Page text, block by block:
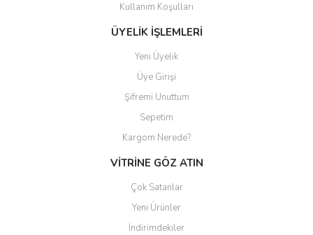
Kullanım Koşulları
ÜYELİK İŞLEMLERİ
Yeni Üyelik
Üye Girişi
Şifremi Unuttum
Sepetim
Kargom Nerede?
VİTRİNE GÖZ ATIN
Çok Satanlar
Yeni Ürünler
İndirimdekiler